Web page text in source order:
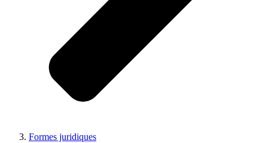
Formes juridiques